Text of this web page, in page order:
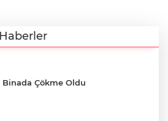
Binada Çökme Oldu